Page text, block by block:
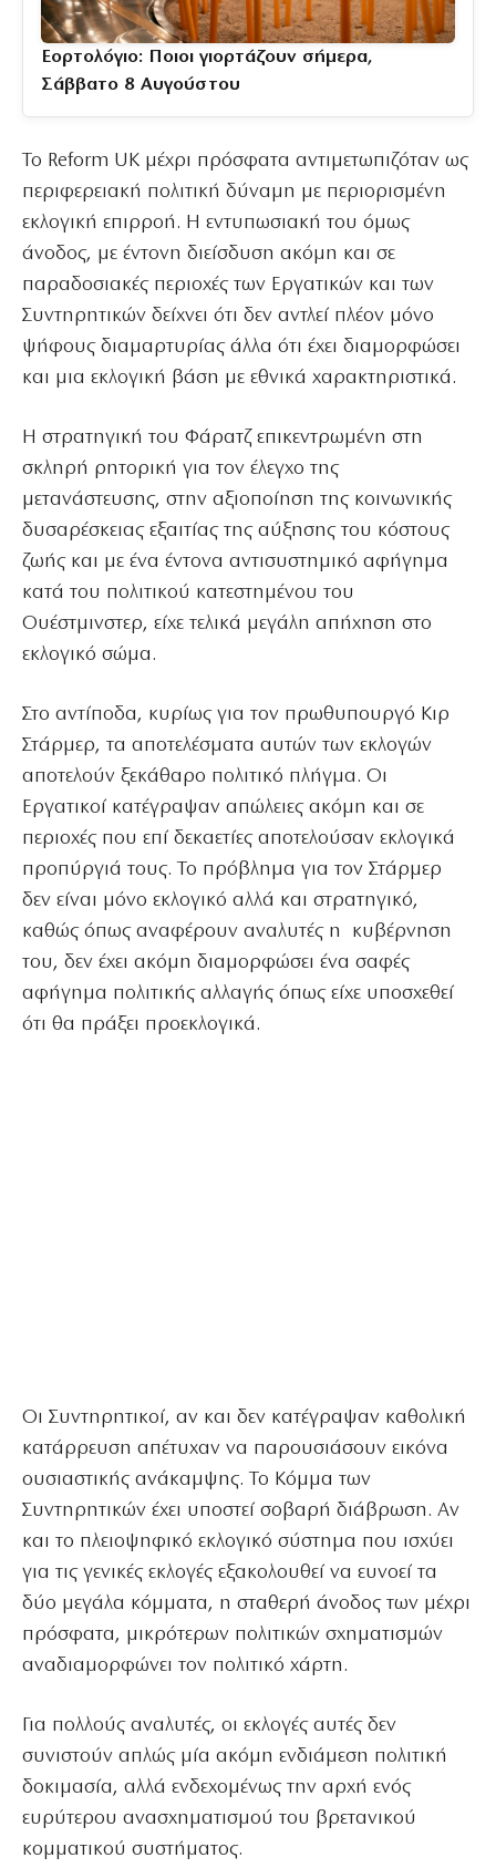
Εορτολόγιο: Ποιοι γιορτάζουν σήμερα,
Σάββατο 8 Αυγούστου
Το Reform UK μέχρι πρόσφατα αντιμετωπιζόταν ως
περιφερειακή πολιτική δύναμη με περιορισμένη
εκλογική επιρροή. Η εντυπωσιακή του όμως
άνοδος, με έντονη διείσδυση ακόμη και σε
παραδοσιακές περιοχές των Εργατικών και των
Συντηρητικών δείχνει ότι δεν αντλεί πλέον μόνο
ψήφους διαμαρτυρίας άλλα ότι έχει διαμορφώσει
και μια εκλογική βάση με εθνικά χαρακτηριστικά.
Η στρατηγική του Φάρατζ επικεντρωμένη στη
σκληρή ρητορική για τον έλεγχο της
μετανάστευσης, στην αξιοποίηση της κοινωνικής
δυσαρέσκειας εξαιτίας της αύξησης του κόστους
ζωής και με ένα έντονα αντισυστημικό αφήγημα
κατά του πολιτικού κατεστημένου του
Ουέστμινστερ, είχε τελικά μεγάλη απήχηση στο
εκλογικό σώμα.
Στο αντίποδα, κυρίως για τον πρωθυπουργό Κιρ
Στάρμερ, τα αποτελέσματα αυτών των εκλογών
αποτελούν ξεκάθαρο πολιτικό πλήγμα. Οι
Εργατικοί κατέγραψαν απώλειες ακόμη και σε
περιοχές που επί δεκαετίες αποτελούσαν εκλογικά
προπύργιά τους. Το πρόβλημα για τον Στάρμερ
δεν είναι μόνο εκλογικό αλλά και στρατηγικό,
καθώς όπως αναφέρουν αναλυτές η κυβέρνηση
του, δεν έχει ακόμη διαμορφώσει ένα σαφές
αφήγημα πολιτικής αλλαγής όπως είχε υποσχεθεί
ότι θα πράξει προεκλογικά.
Οι Συντηρητικοί, αν και δεν κατέγραψαν καθολική
κατάρρευση απέτυχαν να παρουσιάσουν εικόνα
ουσιαστικής ανάκαμψης. Το Κόμμα των
Συντηρητικών έχει υποστεί σοβαρή διάβρωση. Αν
και το πλειοψηφικό εκλογικό σύστημα που ισχύει
για τις γενικές εκλογές εξακολουθεί να ευνοεί τα
δύο μεγάλα κόμματα, η σταθερή άνοδος των μέχρι
πρόσφατα, μικρότερων πολιτικών σχηματισμών
αναδιαμορφώνει τον πολιτικό χάρτη.
Για πολλούς αναλυτές, οι εκλογές αυτές δεν
συνιστούν απλώς μία ακόμη ενδιάμεση πολιτική
δοκιμασία, αλλά ενδεχομένως την αρχή ενός
ευρύτερου ανασχηματισμού του βρετανικού
κομματικού συστήματος.